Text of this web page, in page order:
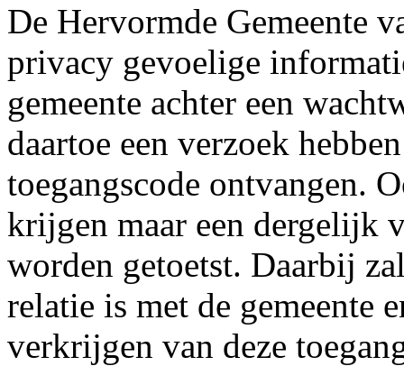
De Hervormde Gemeente
privacy gevoelige
gemeente achter een
daartoe een verzoek
toegangscode ontvangen.
krijgen maar een dergelijk
worden getoetst. Daarbij
relatie is met de gemeente
verkrijgen van deze